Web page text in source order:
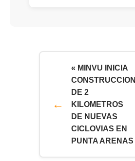
« MINVU INICIA
CONSTRUCCION
DE 2
KILOMETROS
DE NUEVAS
CICLOVIAS EN
PUNTA ARENAS